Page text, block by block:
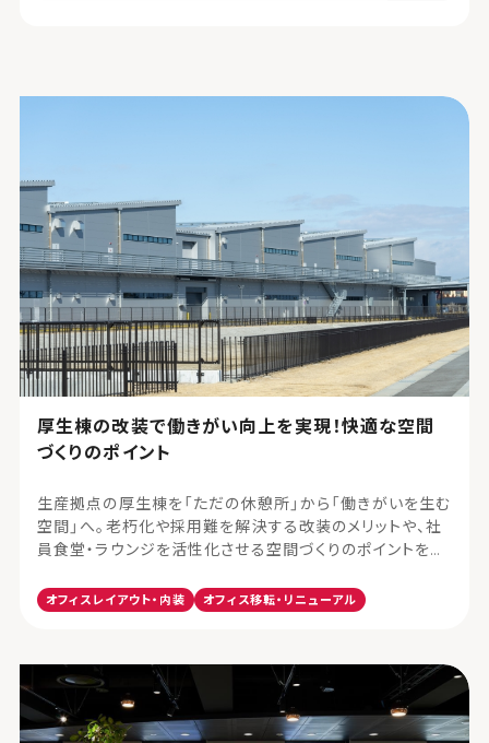
厚生棟の改装で働きがい向上を実現！快適な空間
づくりのポイント
生産拠点の厚生棟を「ただの休憩所」から「働きがいを生む
空間」へ。老朽化や採用難を解決する改装のメリットや、社
員食堂・ラウンジを活性化させる空間づくりのポイントを詳
オフィスレイアウト・内装 オフィス移転・リニューアル